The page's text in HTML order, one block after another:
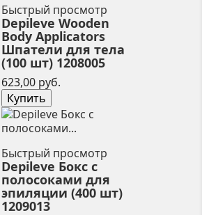
Быстрый просмотр
Depileve Wooden
Body Applicators
Шпатели для тела
(100 шт) 1208005
623,00 руб.Цена
Купить
Быстрый просмотр
Depileve Бокс с
полосоками для
эпиляции (400 шт)
1209013